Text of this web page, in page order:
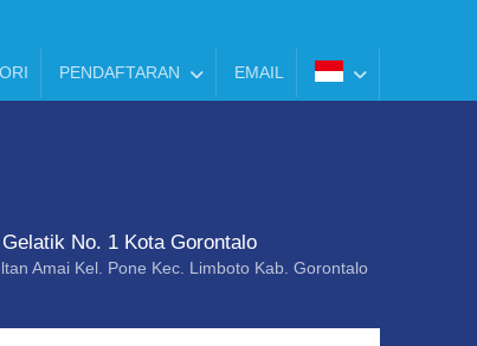
PENDAFTARAN EMAIL
No. 1 Kota Gorontalo
Amai Kel. Pone Kec. Limboto Kab. Gorontalo